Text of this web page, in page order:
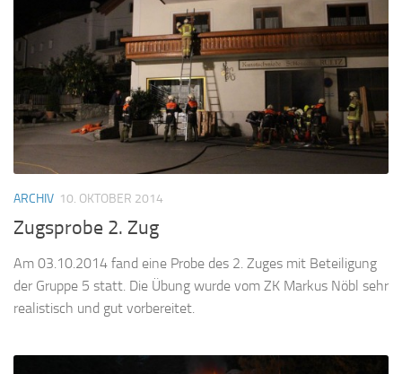
ARCHIV 10. OKTOBER 2014
Zugsprobe 2. Zug
Am 03.10.2014 fand eine Probe des 2. Zuges mit Beteiligung
der Gruppe 5 statt. Die Übung wurde vom ZK Markus Nöbl sehr
realistisch und gut vorbereitet.